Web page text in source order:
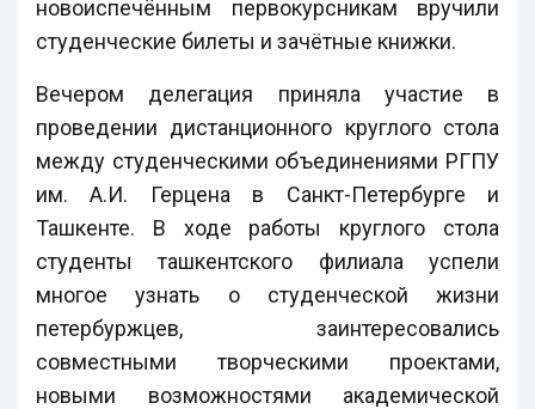
новоиспечённым первокурсникам вручили
студенческие билеты и зачётные книжки.
Вечером делегация приняла участие в
проведении дистанционного круглого стола
между студенческими объединениями РГПУ
им. А.И. Герцена в Санкт-Петербурге и
Ташкенте. В ходе работы круглого стола
студенты ташкентского филиала успели
многое узнать о студенческой жизни
петербуржцев, заинтересовались
совместными творческими проектами,
новыми возможностями академической